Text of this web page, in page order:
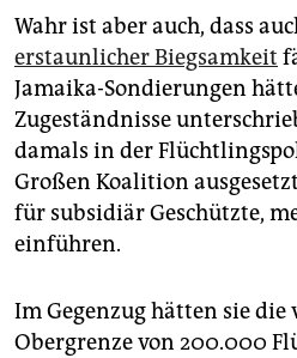
Wahr ist aber auch, dass
erstaunlicher Biegsamkeit
Jamaika-Sondierungen
Zugeständnisse
damals in der
Großen Koalition
für subsidiär Geschützte,
einführen.
Im Gegenzug hätten sie die
Obergrenze von 200.000